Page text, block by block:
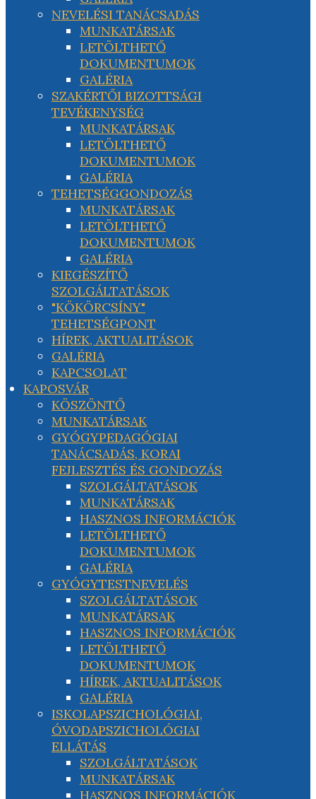
NEVELÉSI TANÁCSADÁS
MUNKATÁRSAK
LETÖLTHETŐ
DOKUMENTUMOK
GALÉRIA
SZAKÉRTŐI BIZOTTSÁGI
TEVÉKENYSÉG
MUNKATÁRSAK
LETÖLTHETŐ
DOKUMENTUMOK
GALÉRIA
TEHETSÉGGONDOZÁS
MUNKATÁRSAK
LETÖLTHETŐ
DOKUMENTUMOK
GALÉRIA
KIEGÉSZÍTŐ
SZOLGÁLTATÁSOK
"KÖKÖRCSÍNY"
TEHETSÉGPONT
HÍREK, AKTUALITÁSOK
GALÉRIA
KAPCSOLAT
KAPOSVÁR
KÖSZÖNTŐ
MUNKATÁRSAK
GYÓGYPEDAGÓGIAI
TANÁCSADÁS, KORAI
FEJLESZTÉS ÉS GONDOZÁS
SZOLGÁLTATÁSOK
MUNKATÁRSAK
HASZNOS INFORMÁCIÓK
LETÖLTHETŐ
DOKUMENTUMOK
GALÉRIA
GYÓGYTESTNEVELÉS
SZOLGÁLTATÁSOK
MUNKATÁRSAK
HASZNOS INFORMÁCIÓK
LETÖLTHETŐ
DOKUMENTUMOK
HÍREK, AKTUALITÁSOK
GALÉRIA
ISKOLAPSZICHOLÓGIAI,
ÓVODAPSZICHOLÓGIAI
ELLÁTÁS
SZOLGÁLTATÁSOK
MUNKATÁRSAK
HASZNOS INFORMÁCIÓK